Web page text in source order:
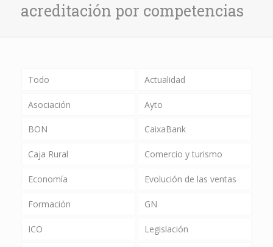
acreditación por competencias
Todo Actualidad
Asociación Ayto
BON CaixaBank
Caja Rural Comercio y turismo
Economía Evolución de las ventas
Formación GN
ICO Legislación